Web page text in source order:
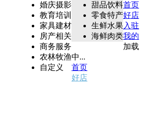
婚庆摄影
教育培训
家具建材
房产相关
商务服务
农林牧渔
自定义
甜品饮料
零食特产
生鲜水果
海鲜肉类
首页
好店
入驻
我的
加载
中...
首页
好店